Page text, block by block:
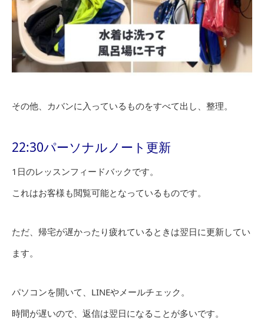
その他、カバンに入っているものをすべて出し、整理。
22:30パーソナルノート更新
1日のレッスンフィードバックです。
これはお客様も閲覧可能となっているものです。
ただ、帰宅が遅かったり疲れているときは翌日に更新してい
ます。
パソコンを開いて、LINEやメールチェック。
時間が遅いので、返信は翌日になることが多いです。